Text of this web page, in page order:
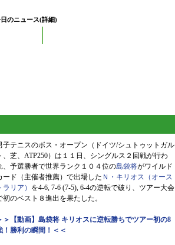
のニュース(詳細)
子テニスのボス・オープン（ドイツ/シュトゥットガル
、芝、ATP250）は１１日、シングルス２回戦が行わ
、予選勝者で世界ランク１０４位の島袋将がワイルド
ード（主催者推薦）で出場した Ｎ・キリオス（オース
ラリア） を4-6, 7-6 (7-5), 6-4の逆転で破り、ツアー大会
初のベスト８進出を果たした。
＞【動画】島袋将 キリオスに逆転勝ちでツアー初の8
！勝利の瞬間！＜＜